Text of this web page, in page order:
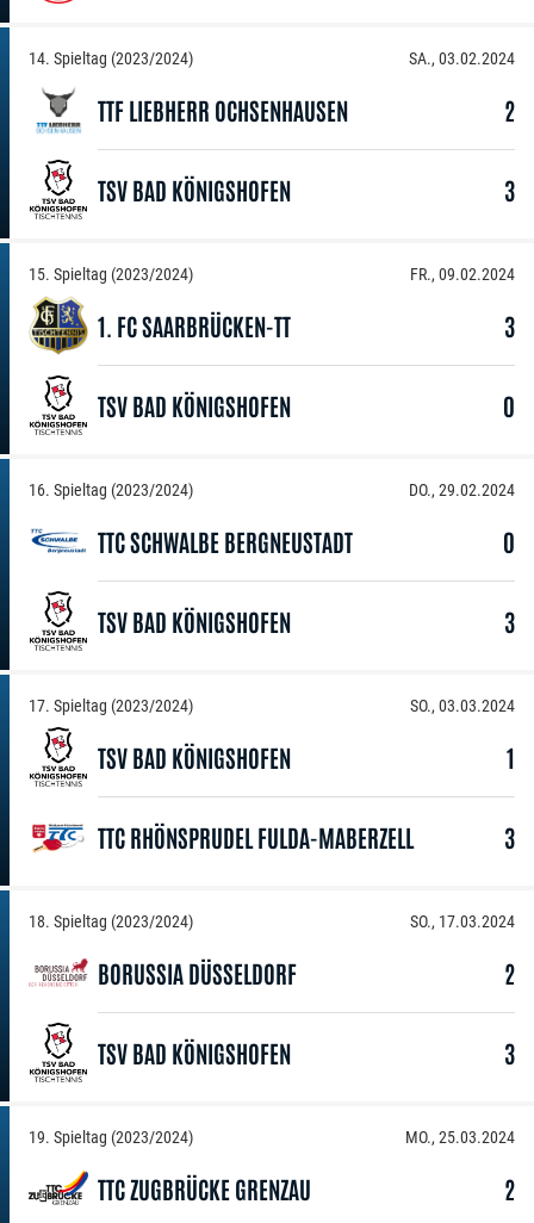
14. Spieltag (2023/2024) SA., 03.02.2024
TTF LIEBHERR OCHSENHAUSEN 2
TSV BAD KÖNIGSHOFEN 3
15. Spieltag (2023/2024) FR., 09.02.2024
1. FC SAARBRÜCKEN-TT 3
TSV BAD KÖNIGSHOFEN 0
16. Spieltag (2023/2024) DO., 29.02.2024
TTC SCHWALBE BERGNEUSTADT 0
TSV BAD KÖNIGSHOFEN 3
17. Spieltag (2023/2024) SO., 03.03.2024
TSV BAD KÖNIGSHOFEN 1
TTC RHÖNSPRUDEL FULDA-MABERZELL 3
18. Spieltag (2023/2024) SO., 17.03.2024
BORUSSIA DÜSSELDORF 2
TSV BAD KÖNIGSHOFEN 3
19. Spieltag (2023/2024) MO., 25.03.2024
TTC ZUGBRÜCKE GRENZAU 2